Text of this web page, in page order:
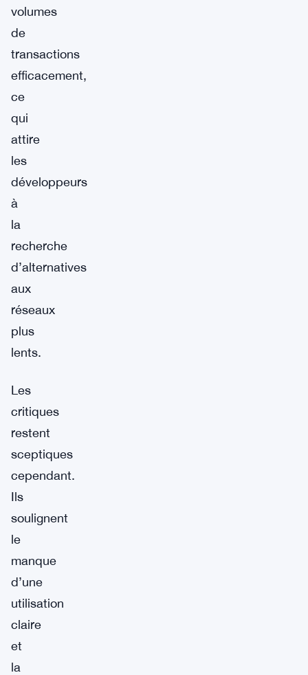
volumes
de
transactions
efficacement,
ce
qui
attire
les
développeurs
à
la
recherche
d’alternatives
aux
réseaux
plus
lents.
Les
critiques
restent
sceptiques
cependant.
Ils
soulignent
le
manque
d’une
utilisation
claire
et
la